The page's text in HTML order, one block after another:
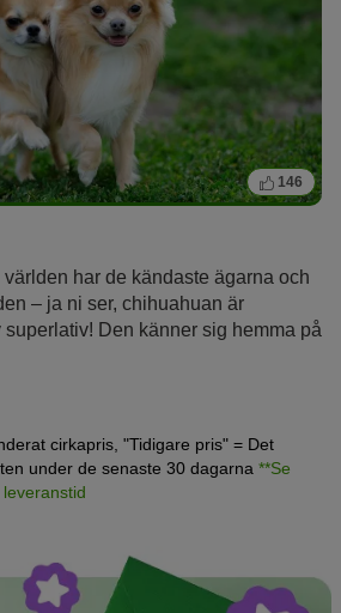
146
har de kändaste ägarna och
– ja ni ser, chihuahuan är
Den känner sig hemma på
cirkapris, "Tidigare pris" = Det
under de senaste 30 dagarna **Se